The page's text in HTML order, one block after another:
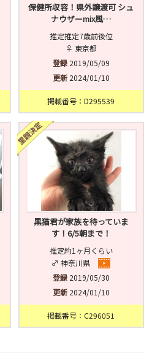
保健所収容！県外譲渡可 シュ
ナウザーmix風…
推定推定7歳前後位
♀ 東京都
登録2019/05/09
更新2024/01/10
掲載番号：D295539
黒猫君が家族を待っていま
す！6/5朝まで！
推定約1ヶ月くらい
♂ 神奈川県
登録2019/05/30
更新2024/01/10
掲載番号：C296051